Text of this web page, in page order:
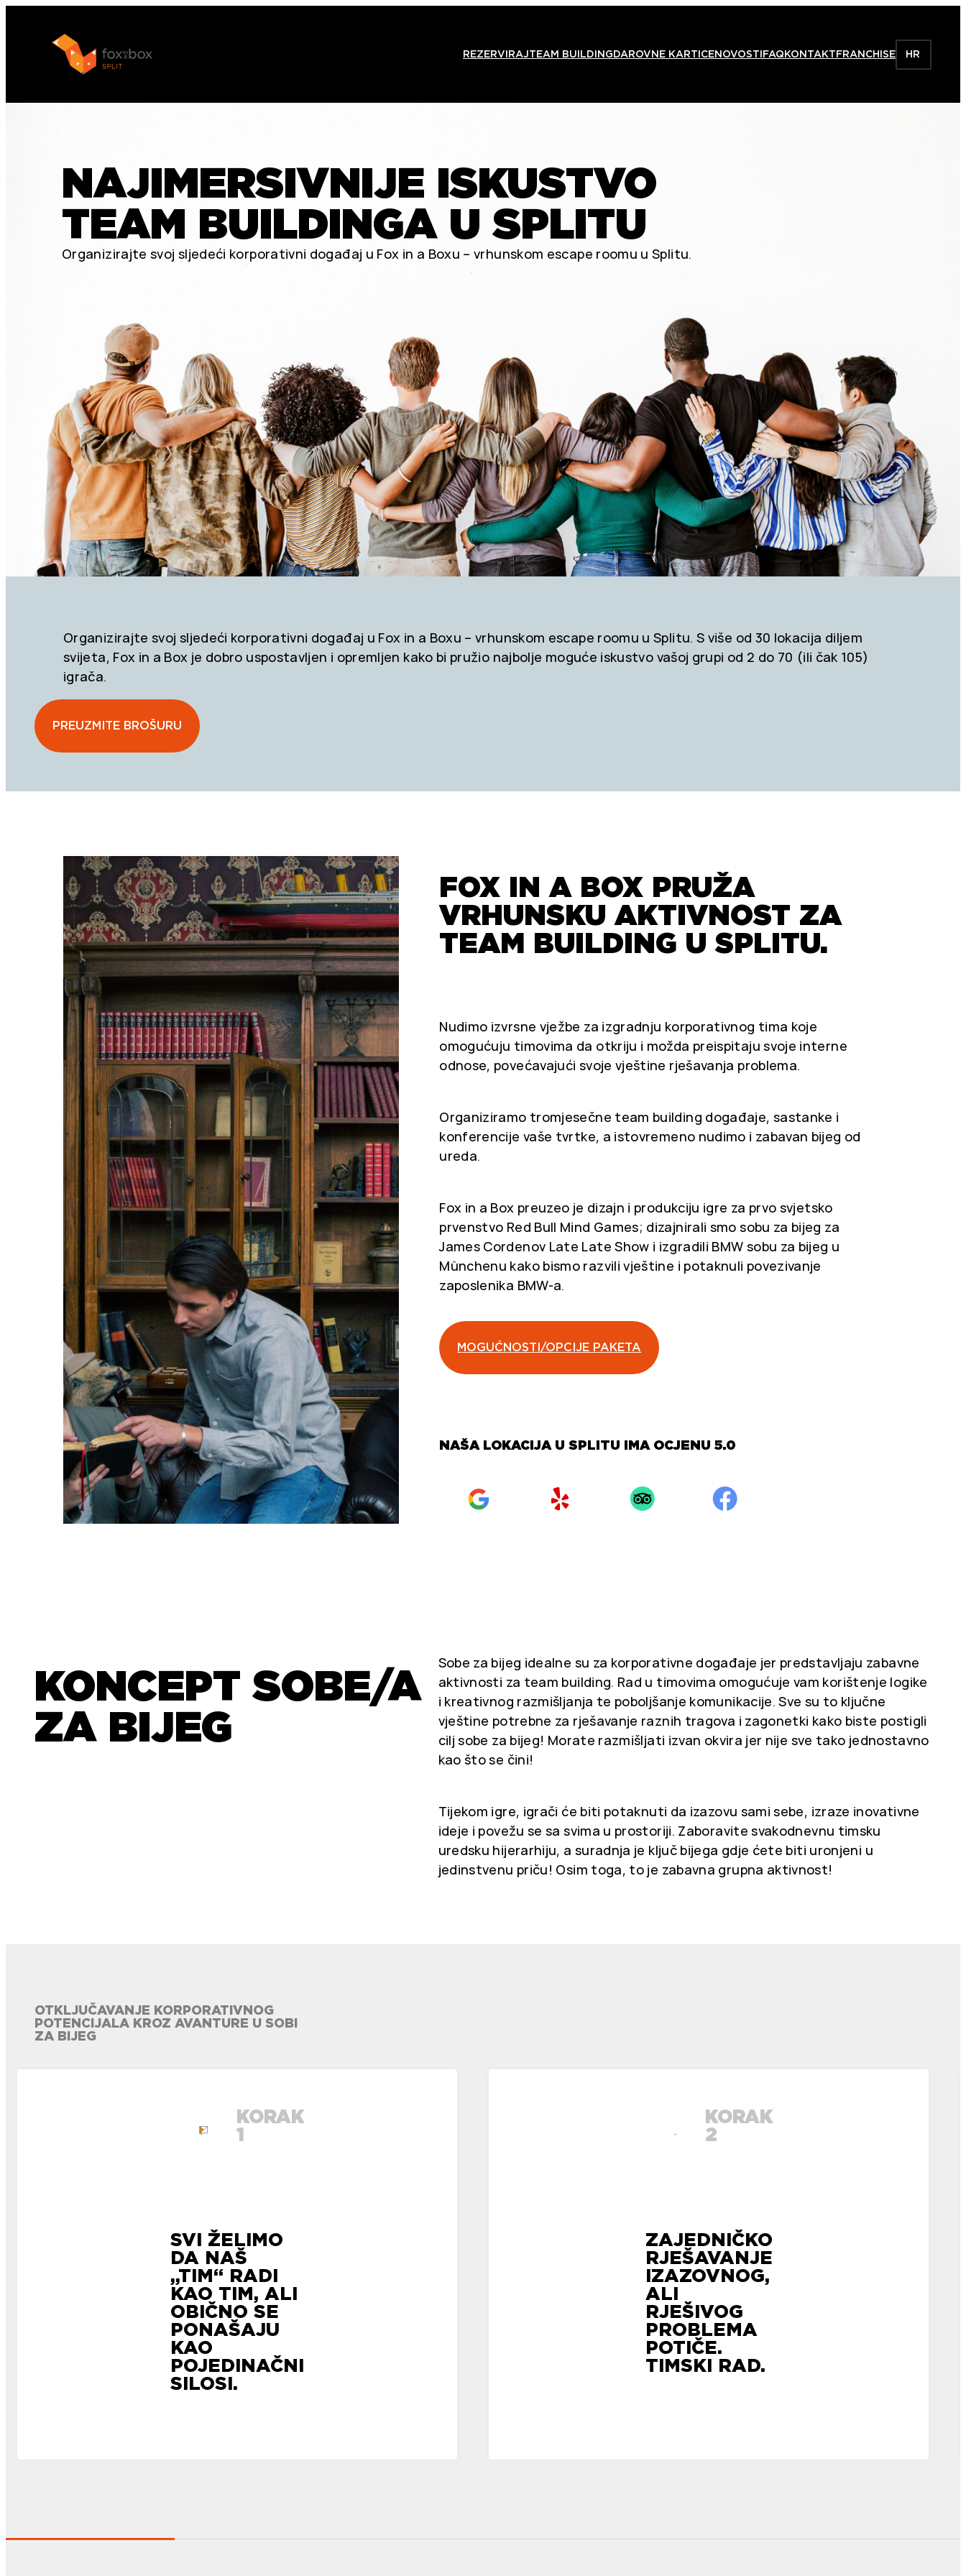
REZERVIRAJTEAM BUILDINGDAROVNE KARTICENOVOSTIFAQKONTAKTFRANCHISE HR
NAJIMERSIVNIJE ISKUSTVO
TEAM BUILDINGA U SPLITU
Organizirajte svoj sljedeći korporativni događaj u Fox in a Boxu – vrhunskom escape roomu u Splitu.
Organizirajte svoj sljedeći korporativni događaj u Fox in a Boxu – vrhunskom escape roomu u Splitu. S više od 30 lokacija diljem
svijeta, Fox in a Box je dobro uspostavljen i opremljen kako bi pružio najbolje moguće iskustvo vašoj grupi od 2 do 70 (ili čak 105)
igrača.
PREUZMITE BROŠURU
FOX IN A BOX PRUŽA
VRHUNSKU AKTIVNOST ZA
TEAM BUILDING U SPLITU.
Nudimo izvrsne vježbe za izgradnju korporativnog tima koje
omogućuju timovima da otkriju i možda preispitaju svoje interne
odnose, povećavajući svoje vještine rješavanja problema.
Organiziramo tromjesečne team building događaje, sastanke i
konferencije vaše tvrtke, a istovremeno nudimo i zabavan bijeg od
ureda.
Fox in a Box preuzeo je dizajn i produkciju igre za prvo svjetsko
prvenstvo Red Bull Mind Games; dizajnirali smo sobu za bijeg za
James Cordenov Late Late Show i izgradili BMW sobu za bijeg u
Münchenu kako bismo razvili vještine i potaknuli povezivanje
zaposlenika BMW-a.
MOGUĆNOSTI/OPCIJE PAKETA
NAŠA LOKACIJA U SPLITU IMA OCJENU 5.0
KONCEPT SOBE/A
ZA BIJEG
Sobe za bijeg idealne su za korporativne događaje jer predstavljaju zabavne
aktivnosti za team building. Rad u timovima omogućuje vam korištenje logike
i kreativnog razmišljanja te poboljšanje komunikacije. Sve su to ključne
vještine potrebne za rješavanje raznih tragova i zagonetki kako biste postigli
cilj sobe za bijeg! Morate razmišljati izvan okvira jer nije sve tako jednostavno
kao što se čini!
Tijekom igre, igrači će biti potaknuti da izazovu sami sebe, izraze inovativne
ideje i povežu se sa svima u prostoriji. Zaboravite svakodnevnu timsku
uredsku hijerarhiju, a suradnja je ključ bijega gdje ćete biti uronjeni u
jedinstvenu priču! Osim toga, to je zabavna grupna aktivnost!
OTKLJUČAVANJE KORPORATIVNOG
POTENCIJALA KROZ AVANTURE U SOBI
ZA BIJEG
KORAK
1
SVI ŽELIMO
DA NAŠ
„TIM“ RADI
KAO TIM, ALI
OBIČNO SE
PONAŠAJU
KAO
POJEDINAČNI
SILOSI.
KORAK
2
ZAJEDNIČKO
RJEŠAVANJE
IZAZOVNOG,
ALI
RJEŠIVOG
PROBLEMA
POTIČE.
TIMSKI RAD.